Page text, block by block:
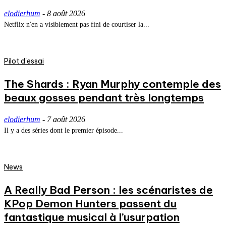
elodierhum - 8 août 2026
Netflix n'en a visiblement pas fini de courtiser la...
Pilot d'essai
The Shards : Ryan Murphy contemple des
beaux gosses pendant très longtemps
elodierhum - 7 août 2026
Il y a des séries dont le premier épisode...
News
A Really Bad Person : les scénaristes de
KPop Demon Hunters passent du
fantastique musical à l’usurpation